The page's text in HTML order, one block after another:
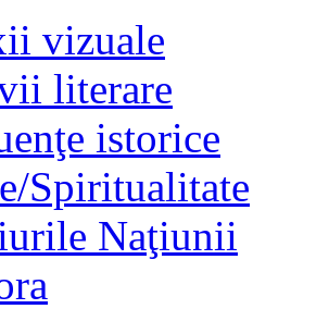
vizuale
literare
istorice
Spiritualitate
Naţiunii